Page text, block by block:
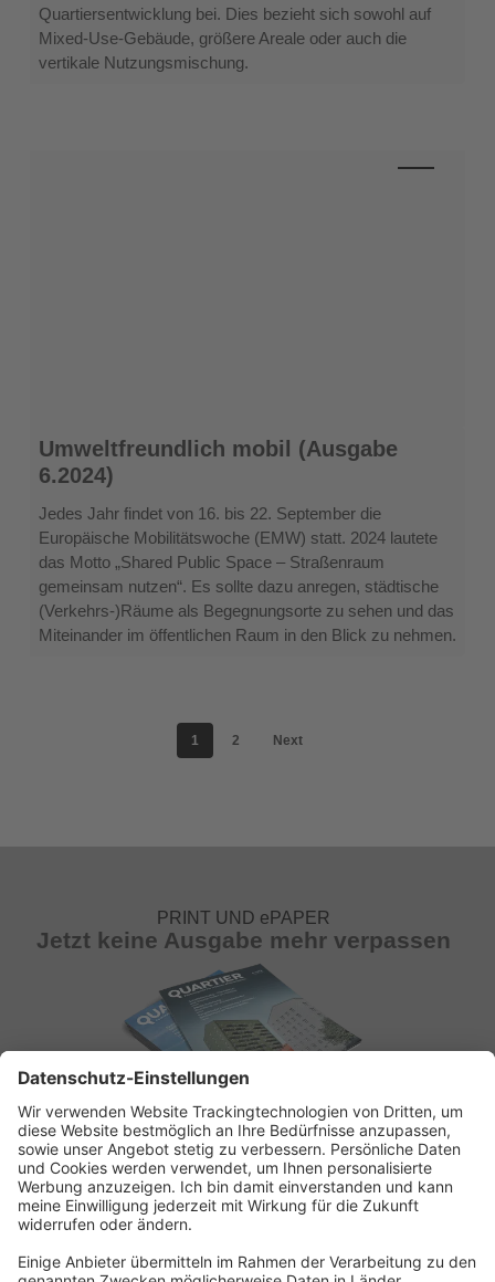
Quartiersentwicklung bei. Dies bezieht sich sowohl auf
Mixed-Use-Gebäude, größere Areale oder auch die
vertikale Nutzungsmischung.
Umweltfreundlich
mobil
(Ausgabe
6.2024)
Umweltfreundlich mobil (Ausgabe
6.2024)
Jedes Jahr findet von 16. bis 22. September die
Europäische Mobilitätswoche (EMW) statt. 2024 lautete
das Motto „Shared Public Space – Straßenraum
gemeinsam nutzen“. Es sollte dazu anregen, städtische
(Verkehrs-)Räume als Begegnungsorte zu sehen und das
Miteinander im öffentlichen Raum in den Blick zu nehmen.
1 2 Next
PRINT UND ePAPER
Jetzt keine Ausgabe mehr verpassen
ABONNEMENT ANFORDERN
Kostenloses Probeheft anfordern